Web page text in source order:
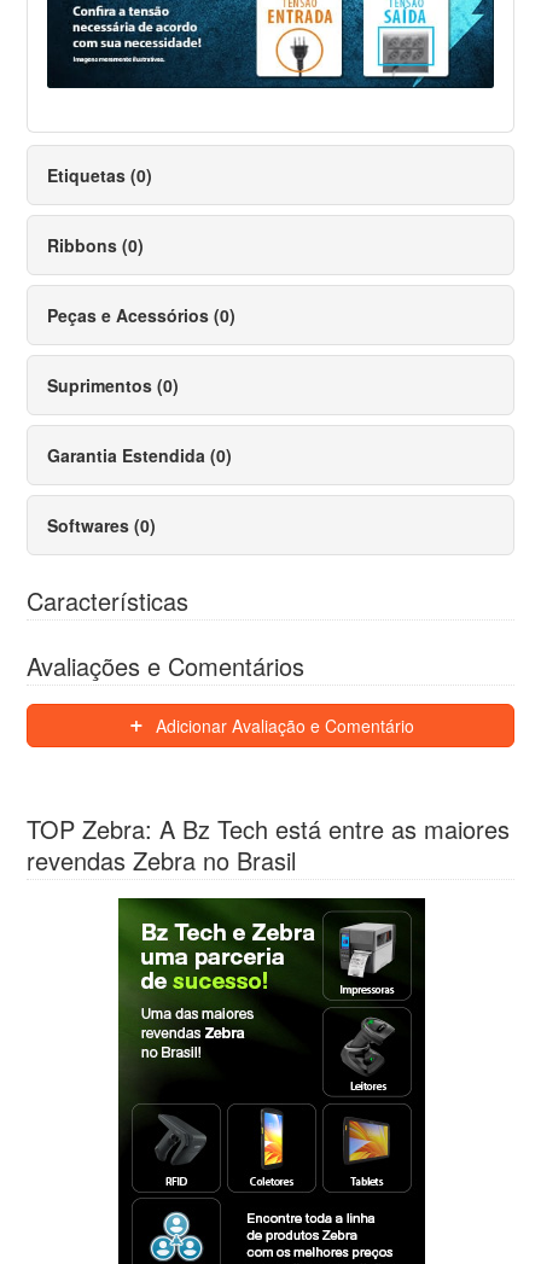
Etiquetas (0)
Ribbons (0)
Peças e Acessórios (0)
Suprimentos (0)
Garantia Estendida (0)
Softwares (0)
Características
Avaliações e Comentários
Adicionar Avaliação e Comentário
TOP Zebra: A Bz Tech está entre as maiores
revendas Zebra no Brasil